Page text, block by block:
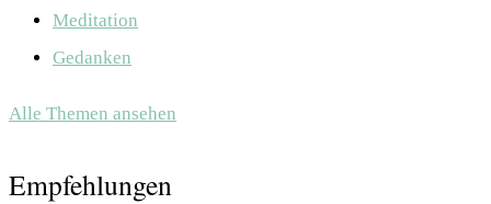
Meditation
Gedanken
Alle Themen ansehen
Empfehlungen